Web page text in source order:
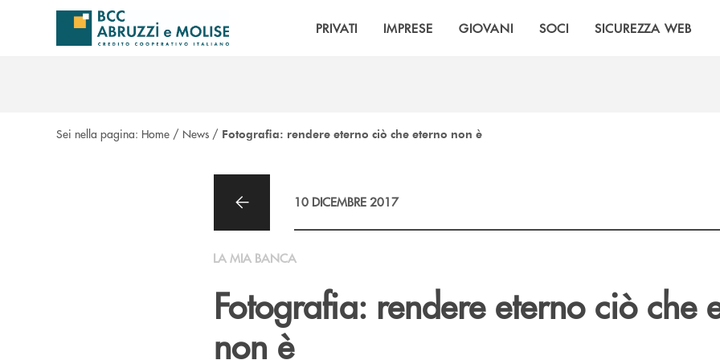
Salta al contenuto principale
PRIVATI IMPRESE GIOVANI SOCI SICUREZZA WEB
Sei nella pagina: Home / News / Fotografia: rendere eterno ciò che eterno non è
10 DICEMBRE 2017
LA MIA BANCA
Fotografia: rendere eterno ciò che
non è